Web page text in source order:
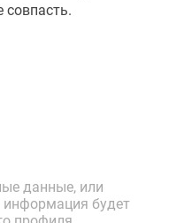
данные, или
информация будет